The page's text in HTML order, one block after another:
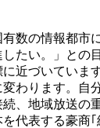
数の情報都市
たい。」と
近づいています
ります。自
、地域放送
代表する豪商